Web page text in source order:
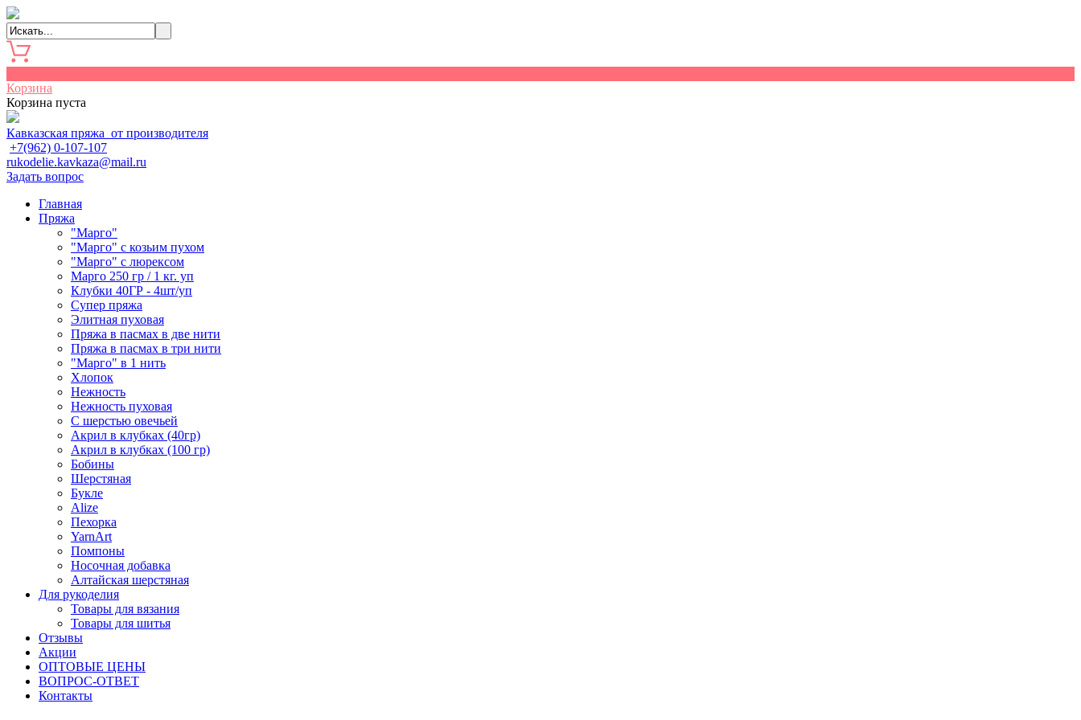
Корзина
Корзина пуста
Кавказская пряжа от производителя
+7(962) 0-107-107
rukodelie.kavkaza@mail.ru
Задать вопрос
Главная
Пряжа
"Марго"
"Марго" с козьим пухом
"Марго" с люрексом
Марго 250 гр / 1 кг. уп
Клубки 40ГР - 4шт/уп
Cупер пряжа
Элитная пуховая
Пряжа в пасмах в две нити
Пряжа в пасмах в три нити
"Марго" в 1 нить
Хлопок
Нежность
Нежность пуховая
С шерстью овечьей
Акрил в клубках (40гр)
Акрил в клубках (100 гр)
Бобины
Шерстяная
Букле
Alize
Пехорка
YarnArt
Помпоны
Носочная добавка
Алтайская шерстяная
Для рукоделия
Товары для вязания
Товары для шитья
Отзывы
Акции
ОПТОВЫЕ ЦЕНЫ
ВОПРОС-ОТВЕТ
Контакты